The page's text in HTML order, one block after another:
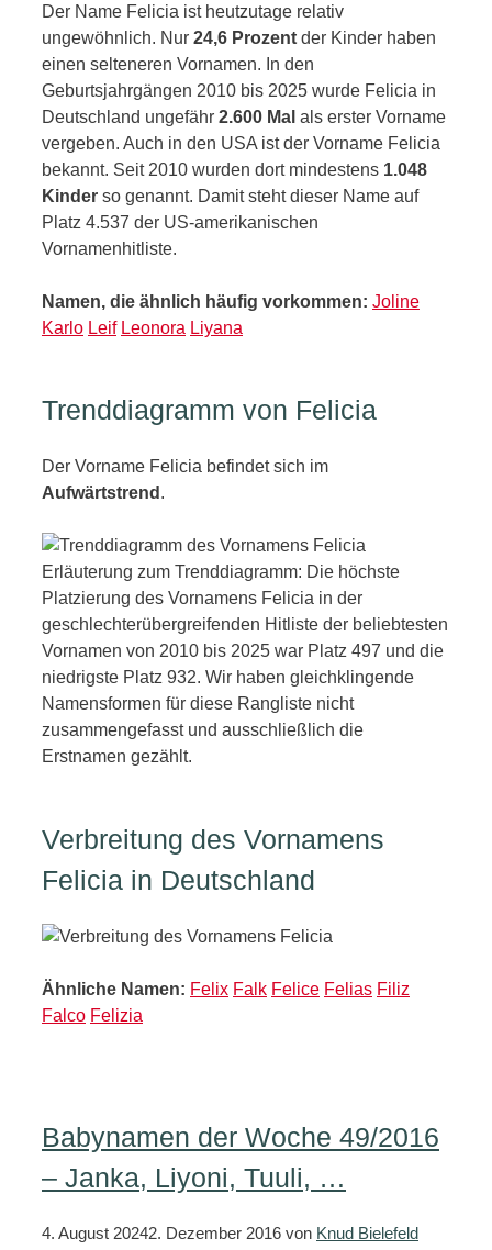
Der Name Felicia ist heutzutage relativ
ungewöhnlich. Nur 24,6 Prozent der Kinder haben
einen selteneren Vornamen. In den
Geburtsjahrgängen 2010 bis 2025 wurde Felicia in
Deutschland ungefähr 2.600 Mal als erster Vorname
vergeben. Auch in den USA ist der Vorname Felicia
bekannt. Seit 2010 wurden dort mindestens 1.048
Kinder so genannt. Damit steht dieser Name auf
Platz 4.537 der US-amerikanischen
Vornamenhitliste.
Namen, die ähnlich häufig vorkommen: Joline
Karlo Leif Leonora Liyana
Trenddiagramm von Felicia
Der Vorname Felicia befindet sich im
Aufwärtstrend .
Erläuterung zum Trenddiagramm: Die höchste
Platzierung des Vornamens Felicia in der
geschlechterübergreifenden Hitliste der beliebtesten
Vornamen von 2010 bis 2025 war Platz 497 und die
niedrigste Platz 932. Wir haben gleichklingende
Namensformen für diese Rangliste nicht
zusammengefasst und ausschließlich die
Erstnamen gezählt.
Verbreitung des Vornamens
Felicia in Deutschland
Ähnliche Namen: Felix Falk Felice Felias Filiz
Falco Felizia
Babynamen der Woche 49/2016
– Janka, Liyoni, Tuuli, …
4. August 20242. Dezember 2016 von Knud Bielefeld